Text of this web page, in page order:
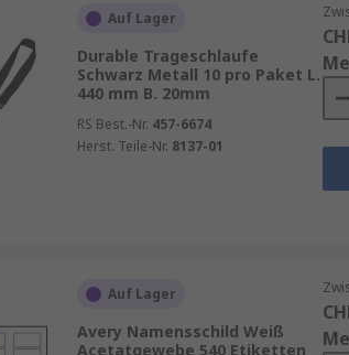
Auf Lager
Durable Trageschlaufe
Schwarz Metall 10 pro Paket L.
440 mm B. 20mm
RS Best.-Nr. 457-6674
Herst. Teile-Nr. 8137-01
Auf Lager
Avery Namensschild Weiß
Acetatgewebe 540 Etiketten